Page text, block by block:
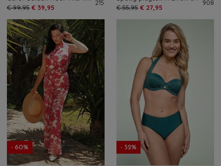
€ 99,95 € 39,95
215
€ 55,95 € 27,95
908
- 60% - 52%